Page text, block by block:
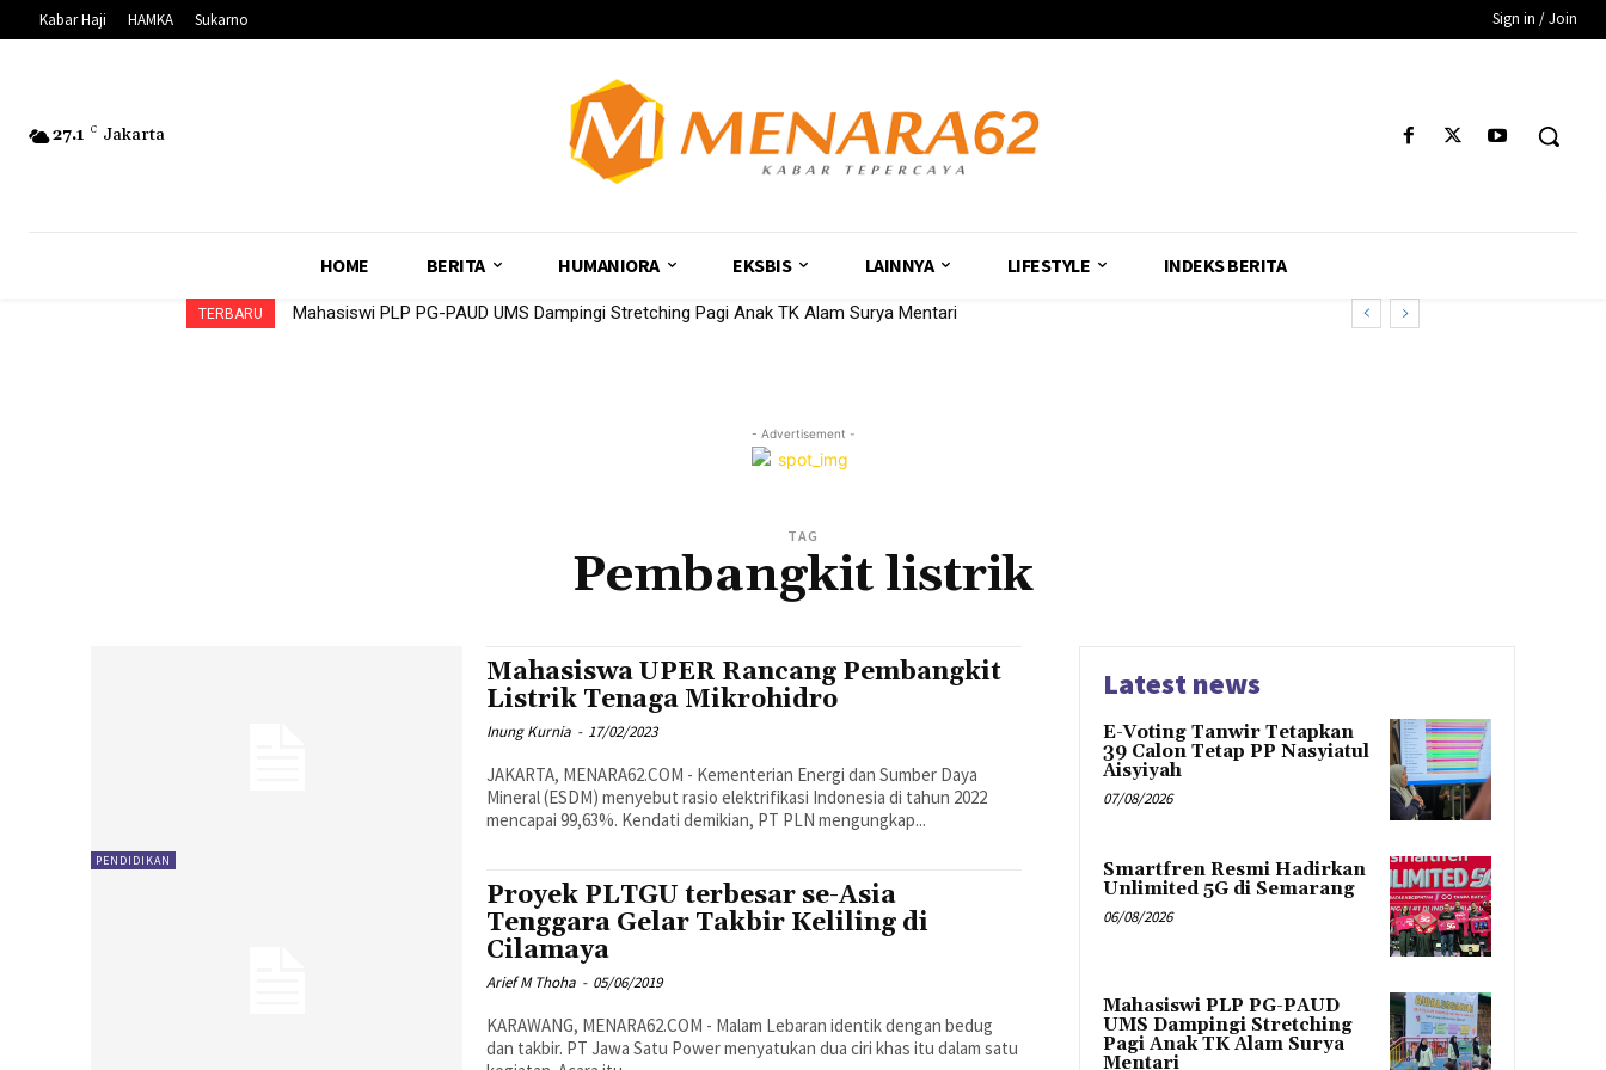
Kabar Haji HAMKA Sukarno Sign in / Join
27.1 C Jakarta
HOME BERITA HUMANIORA EKSBIS LAINNYA LIFESTYLE INDEKS BERITA
TERBARU Mahasiswi PLP PG-PAUD UMS Dampingi Stretching Pagi Anak TK Alam Surya Mentari
- Advertisement -
TAG
Pembangkit listrik
PENDIDIKAN
Mahasiswa UPER Rancang Pembangkit
Listrik Tenaga Mikrohidro
Inung Kurnia - 17/02/2023
JAKARTA, MENARA62.COM - Kementerian Energi dan Sumber Daya
Mineral (ESDM) menyebut rasio elektrifikasi Indonesia di tahun 2022
mencapai 99,63%. Kendati demikian, PT PLN mengungkap...
Proyek PLTGU terbesar se-Asia
Tenggara Gelar Takbir Keliling di
Cilamaya
Arief M Thoha - 05/06/2019
KARAWANG, MENARA62.COM - Malam Lebaran identik dengan bedug
dan takbir. PT Jawa Satu Power menyatukan dua ciri khas itu dalam satu
Latest news
E-Voting Tanwir Tetapkan
39 Calon Tetap PP Nasyiatul
Aisyiyah
07/08/2026
Smartfren Resmi Hadirkan
Unlimited 5G di Semarang
06/08/2026
Mahasiswi PLP PG-PAUD
UMS Dampingi Stretching
Pagi Anak TK Alam Surya
Mentari